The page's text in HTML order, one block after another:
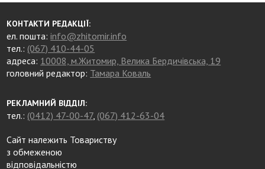
КОНТАКТИ РЕДАКЦІЇ:
ел. пошта:info@zhitomir.info
тел.: (067) 410-44-05
адреса: 10008, м.Житомир, Велика Бердичівська, 19
головний редактор: Тамара Коваль
РЕКЛАМНИЙ ВІДДІЛ:
тел.: (0412) 47-00-47, (067) 412-63-04
Сайт належить Товариству
з обмеженою
відповідальністю